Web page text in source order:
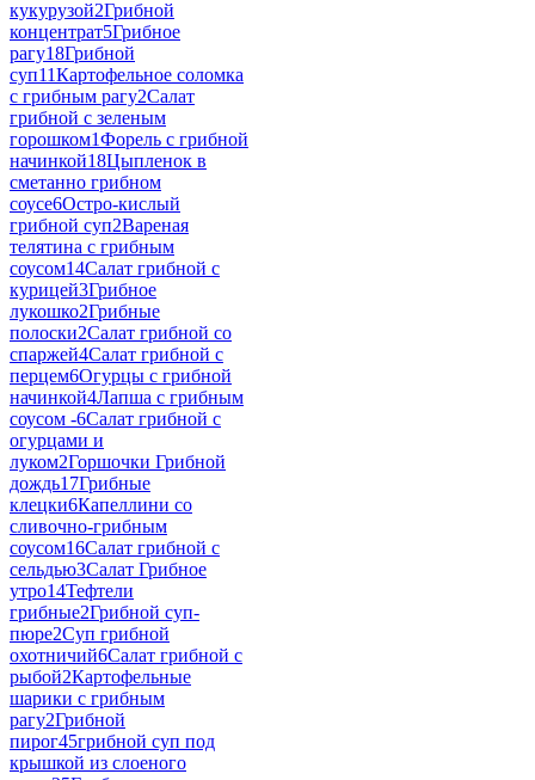
кукурузой2Грибной
концентрат5Грибное
рагу18Грибной
суп11Картофельное соломка
с грибным рагу2Салат
грибной с зеленым
горошком1Форель с грибной
начинкой18Цыпленок в
сметанно грибном
соусе6Остро-кислый
грибной суп2Вареная
телятина с грибным
соусом14Салат грибной с
курицей3Грибное
лукошко2Грибные
полоски2Салат грибной со
спаржей4Салат грибной с
перцем6Огурцы с грибной
начинкой4Лапша с грибным
соусом -6Салат грибной с
огурцами и
луком2Горшочки Грибной
дождь17Грибные
клецки6Капеллини со
сливочно-грибным
соусом16Салат грибной с
сельдью3Салат Грибное
утро14Тефтели
грибные2Грибной суп-
пюре2Суп грибной
охотничий6Салат грибной с
рыбой2Картофельные
шарики с грибным
рагу2Грибной
пирог45грибной суп под
крышкой из слоеного